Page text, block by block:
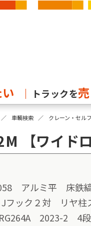
トラックを
車輌検索 クレーン・セルフ
【ワ
アルミ平 床鉄
２対 リヤ柱ス
2023-2 4